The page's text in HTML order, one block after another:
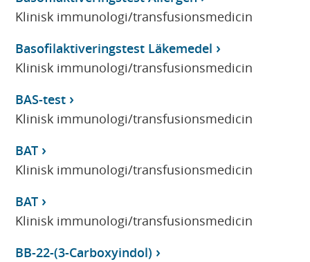
Klinisk immunologi/transfusionsmedicin
Basofilaktiveringstest Läkemedel
Klinisk immunologi/transfusionsmedicin
BAS-test
Klinisk immunologi/transfusionsmedicin
BAT
Klinisk immunologi/transfusionsmedicin
BAT
Klinisk immunologi/transfusionsmedicin
BB-22-(3-Carboxyindol)